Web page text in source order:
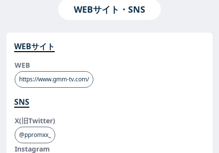
WEBサイト・SNS
WEBサイト
WEB
https://www.gmm-tv.com/
SNS
X(旧Twitter)
@ppromxx_
Instagram